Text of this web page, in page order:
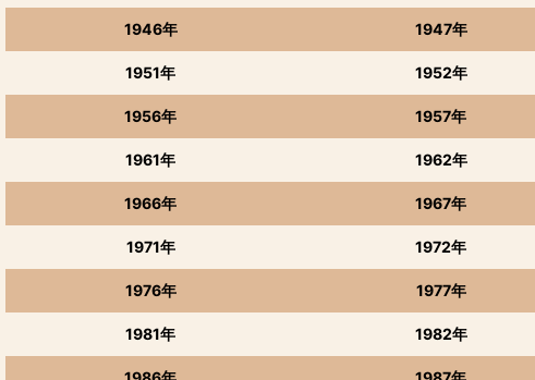
1946年 1947年
1951年 1952年
1956年 1957年
1961年 1962年
1966年 1967年
1971年 1972年
1976年 1977年
1981年 1982年